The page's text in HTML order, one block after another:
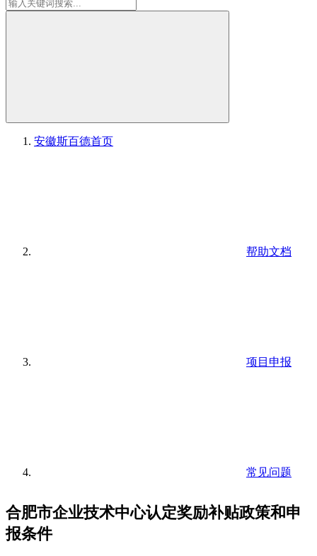
安徽斯百德首页
帮助文档
项目申报
常见问题
合肥市企业技术中心认定奖励补贴政策和申
报条件